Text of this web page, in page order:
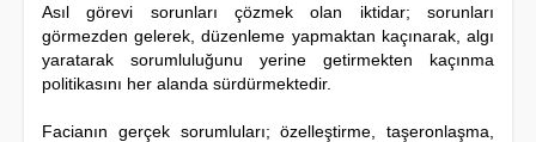
Asıl görevi sorunları çözmek olan iktidar; sorunları
görmezden gelerek, düzenleme yapmaktan kaçınarak, algı
yaratarak sorumluluğunu yerine getirmekten kaçınma
politikasını her alanda sürdürmektedir.
Facianın gerçek sorumluları; özelleştirme, taşeronlaşma,